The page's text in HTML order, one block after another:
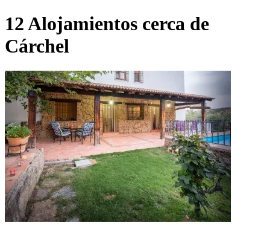
12 Alojamientos cerca de
Cárchel